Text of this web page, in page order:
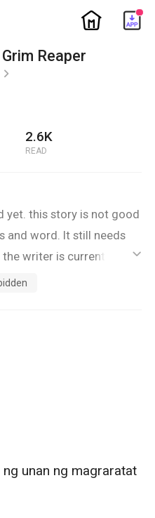
ic_home
Reaper
ic_arrow_right
2.6K
READ
yet. this story is not good
and word. It still needs
writer is currently
ang aksidenteng
ang buhay sa
ic_default
unan ng magraratat